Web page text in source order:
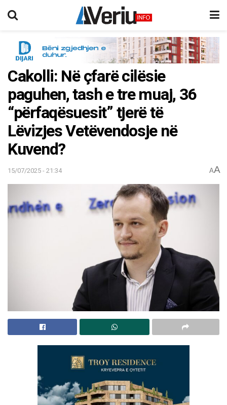
Cakolli: Në çfarë cilësie
paguhen, tash e tre muaj, 36
“përfaqësuesit” tjerë të
Lëvizjes Vetëvendosje në
Kuvend?
15/07/2025 - 21:34 AA